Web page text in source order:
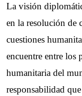
La visión
en la resolución de
cuestiones
encuentre entre los
humanitaria del
responsabilidad